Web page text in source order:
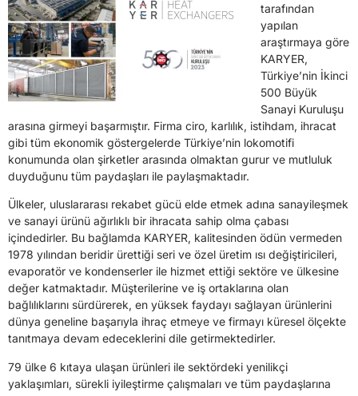
tarafından
yapılan
araştırmaya göre
KARYER,
Türkiye’nin İkinci
500 Büyük
Sanayi Kuruluşu
arasına girmeyi başarmıştır. Firma ciro, karlılık, istihdam, ihracat
gibi tüm ekonomik göstergelerde Türkiye’nin lokomotifi
konumunda olan şirketler arasında olmaktan gurur ve mutluluk
duyduğunu tüm paydaşları ile paylaşmaktadır.
Ülkeler, uluslararası rekabet gücü elde etmek adına sanayileşmek
ve sanayi ürünü ağırlıklı bir ihracata sahip olma çabası
içindedirler. Bu bağlamda KARYER, kalitesinden ödün vermeden
1978 yılından beridir ürettiği seri ve özel üretim ısı değiştiricileri,
evaporatör ve kondenserler ile hizmet ettiği sektöre ve ülkesine
değer katmaktadır. Müşterilerine ve iş ortaklarına olan
bağlılıklarını sürdürerek, en yüksek faydayı sağlayan ürünlerini
dünya geneline başarıyla ihraç etmeye ve firmayı küresel ölçekte
tanıtmaya devam edeceklerini dile getirmektedirler.
79 ülke 6 kıtaya ulaşan ürünleri ile sektördeki yenilikçi
yaklaşımları, sürekli iyileştirme çalışmaları ve tüm paydaşlarına